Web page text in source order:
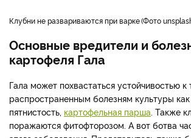
клубни не развариваются при варке Фото
Основные вредители и
картофеля Гала
Гала может похвастаться устойчивостью к
распространенным болезням культуры
пятнистость, картофельная парша. Также
поражаются фитофторозом. А вот ботва